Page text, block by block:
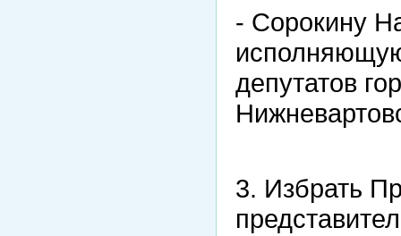
- Сорокину
депутатов
3. Избрать